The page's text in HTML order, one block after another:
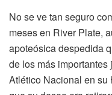
No se ve tan seguro
meses en River Plate,
apoteósica despedida
de los más
Atlético Nacional en su